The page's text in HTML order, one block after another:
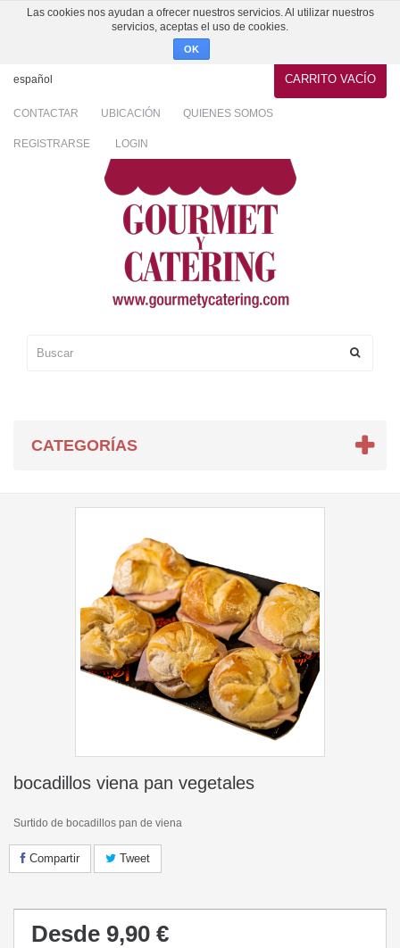
Las cookies nos ayudan a ofrecer nuestros servicios. Al utilizar nuestros
servicios, aceptas el uso de cookies.
OK
CARRITO VACÍO
español
CONTACTAR UBICACIÓN QUIENES SOMOS
REGISTRARSE LOGIN
CATEGORÍAS
bocadillos viena pan vegetales
Surtido de bocadillos pan de viena
Compartir Tweet
Desde 9,90 €